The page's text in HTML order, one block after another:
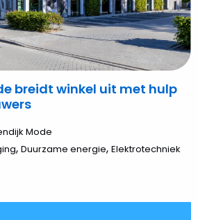
breidt winkel uit met hulp
Mode
, Duurzame energie, Elektrotechniek